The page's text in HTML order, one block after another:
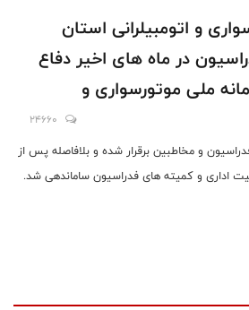
و اتومبیلرانی استان
در ماه های اخیر دفاع
ملی موتورسواری و
هویت بخشیدن به علاقه مندان
24660
و مخاطبین برقرار شده و بلافاصله پس از
اداری و کمیته های فدراسیون ساماندهی شد.